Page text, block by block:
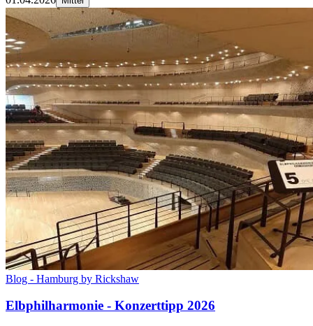
Blog - Hamburg by Rickshaw
Elbphilharmonie - Konzerttipp 2026